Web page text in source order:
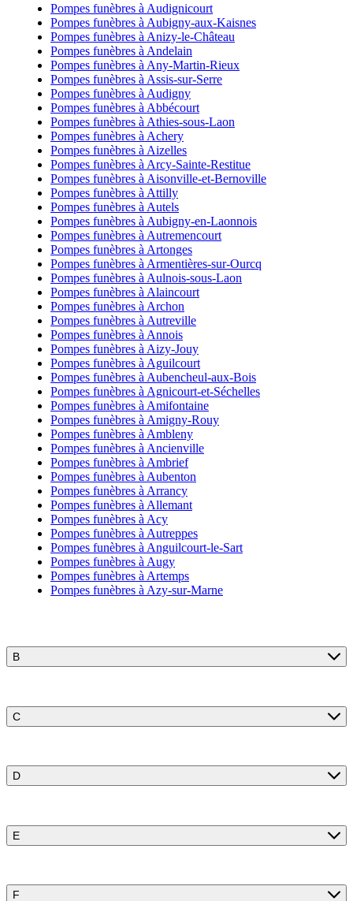
Pompes funèbres à Audignicourt
Pompes funèbres à Aubigny-aux-Kaisnes
Pompes funèbres à Anizy-le-Château
Pompes funèbres à Andelain
Pompes funèbres à Any-Martin-Rieux
Pompes funèbres à Assis-sur-Serre
Pompes funèbres à Audigny
Pompes funèbres à Abbécourt
Pompes funèbres à Athies-sous-Laon
Pompes funèbres à Achery
Pompes funèbres à Aizelles
Pompes funèbres à Arcy-Sainte-Restitue
Pompes funèbres à Aisonville-et-Bernoville
Pompes funèbres à Attilly
Pompes funèbres à Autels
Pompes funèbres à Aubigny-en-Laonnois
Pompes funèbres à Autremencourt
Pompes funèbres à Artonges
Pompes funèbres à Armentières-sur-Ourcq
Pompes funèbres à Aulnois-sous-Laon
Pompes funèbres à Alaincourt
Pompes funèbres à Archon
Pompes funèbres à Autreville
Pompes funèbres à Annois
Pompes funèbres à Aizy-Jouy
Pompes funèbres à Aguilcourt
Pompes funèbres à Aubencheul-aux-Bois
Pompes funèbres à Agnicourt-et-Séchelles
Pompes funèbres à Amifontaine
Pompes funèbres à Amigny-Rouy
Pompes funèbres à Ambleny
Pompes funèbres à Ancienville
Pompes funèbres à Ambrief
Pompes funèbres à Aubenton
Pompes funèbres à Arrancy
Pompes funèbres à Allemant
Pompes funèbres à Acy
Pompes funèbres à Autreppes
Pompes funèbres à Anguilcourt-le-Sart
Pompes funèbres à Augy
Pompes funèbres à Artemps
Pompes funèbres à Azy-sur-Marne
B
C
D
E
F